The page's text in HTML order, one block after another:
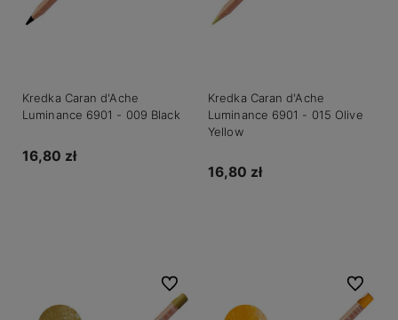
Kredka Caran d'Ache
Luminance 6901 - 009 Black
16,80 zł
Kredka Caran d'Ache
Luminance 6901 - 015 Olive
Yellow
16,80 zł
Do ulubionych Do